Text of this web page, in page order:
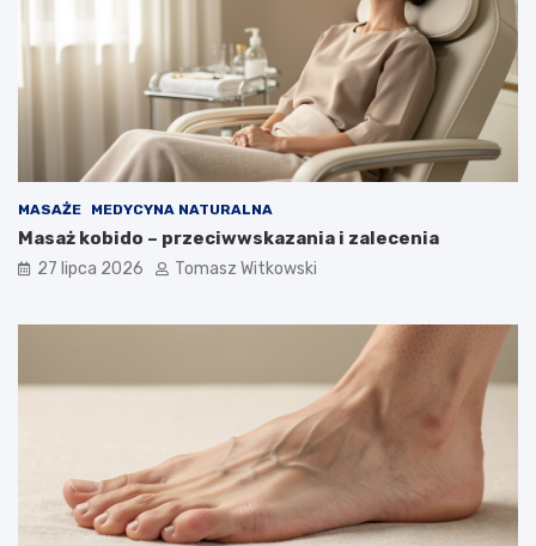
MASAŻE MEDYCYNA NATURALNA
Masaż kobido – przeciwwskazania i zalecenia
27 lipca 2026 Tomasz Witkowski